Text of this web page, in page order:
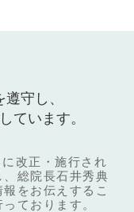
守し、
ています。
改正・施行され
総院長石井秀典
をお伝えするこ
ております。